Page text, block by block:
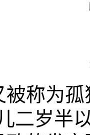
为孤
二岁半